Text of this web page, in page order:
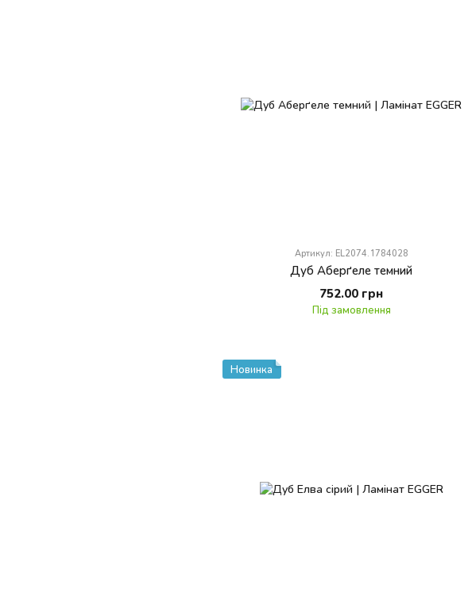
Артикул: EL2074.1784028
Дуб Аберґеле темний
752.00 грн
Під замовлення
Новинка